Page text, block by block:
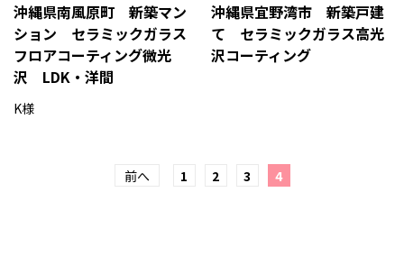
沖縄県南風原町 新築マン
ション セラミックガラス
フロアコーティング微光
沢 LDK・洋間
K様
沖縄県宜野湾市 新築戸建
て セラミックガラス高光
沢コーティング
前へ 1 2 3 4